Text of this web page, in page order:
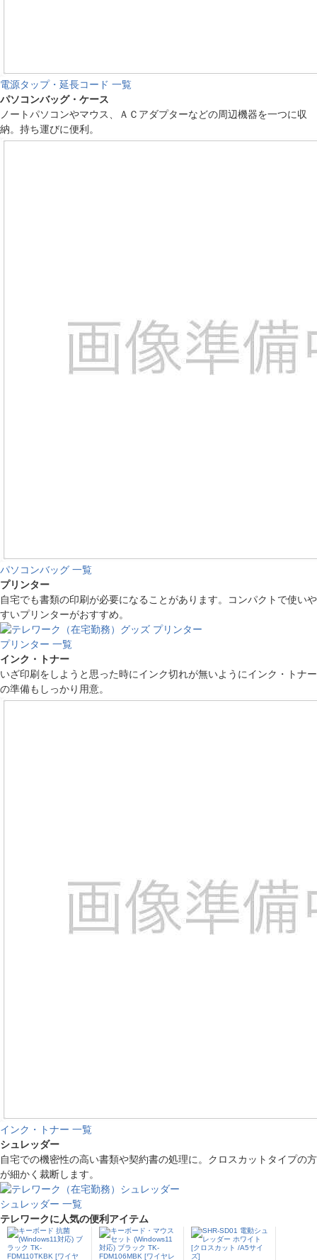
電源タップ・延長コード 一覧
パソコンバッグ・ケース
ノートパソコンやマウス、ＡＣアダプターなどの周辺機器を一つに収
納。持ち運びに便利。
パソコンバッグ 一覧
プリンター
自宅でも書類の印刷が必要になることがあります。コンパクトで使いや
すいプリンターがおすすめ。
プリンター 一覧
インク・トナー
いざ印刷をしようと思った時にインク切れが無いようにインク・トナー
の準備もしっかり用意。
インク・トナー 一覧
シュレッダー
自宅での機密性の高い書類や契約書の処理に。クロスカットタイプの方
が細かく裁断します。
シュレッダー 一覧
テレワークに人気の便利アイテム